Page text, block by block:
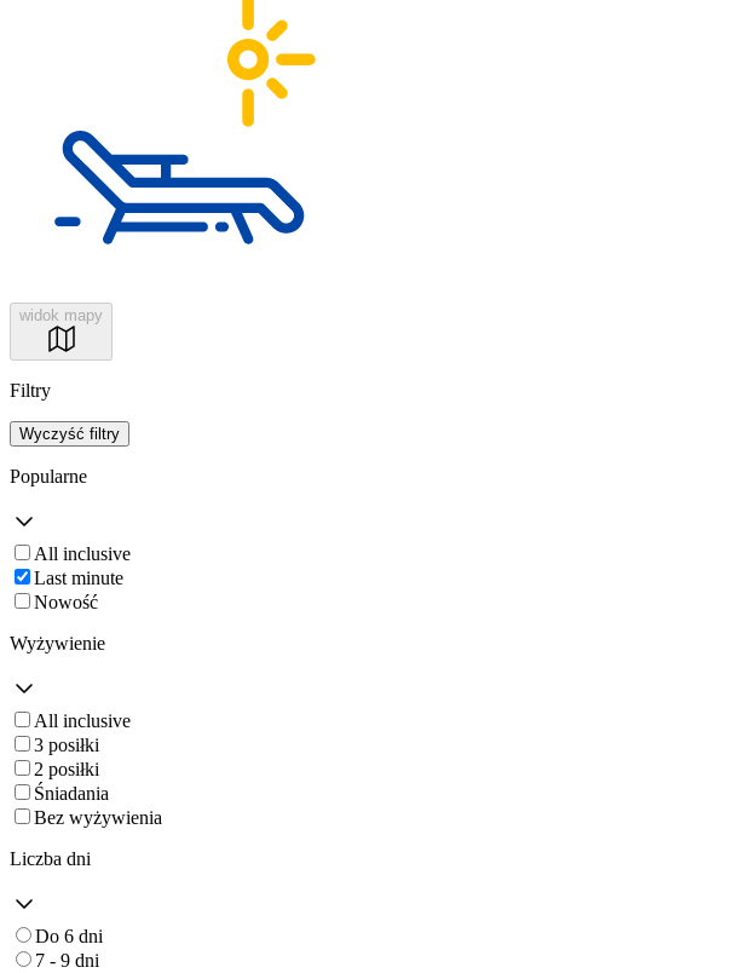
widok mapy
Filtry
Wyczyść filtry
Popularne
All inclusive
Last minute
Nowość
Wyżywienie
All inclusive
3 posiłki
2 posiłki
Śniadania
Bez wyżywienia
Liczba dni
Do 6 dni
7 - 9 dni